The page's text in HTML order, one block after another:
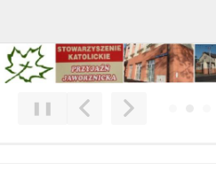
Poprzedni Element
Następny
❚❚